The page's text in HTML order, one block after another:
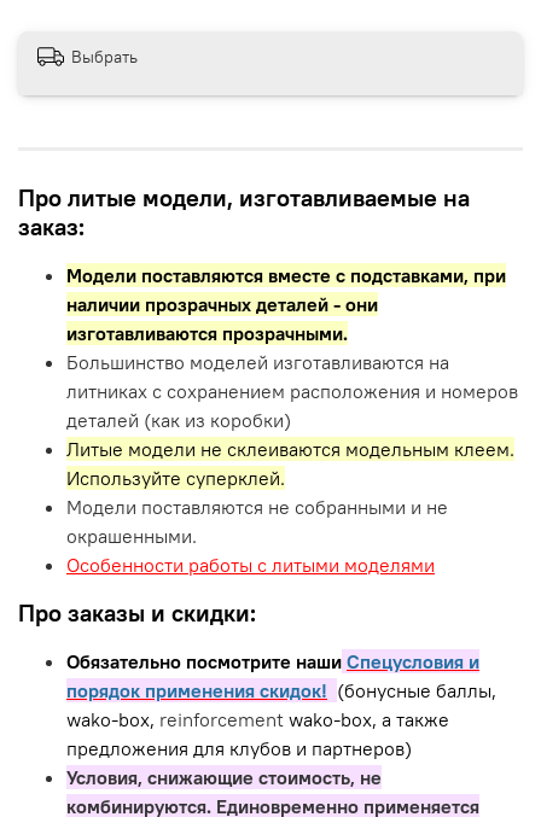
Выбрать
Про литые модели, изготавливаемые на
заказ:
Модели поставляются вместе с подставками, при
наличии прозрачных деталей - они
изготавливаются прозрачными.
Большинство моделей изготавливаются на
литниках с сохранением расположения и номеров
деталей (как из коробки)
Литые модели не склеиваются модельным клеем.
Используйте суперклей.
Модели поставляются не собранными и не
окрашенными.
Особенности работы с литыми моделями
Про заказы и скидки:
Обязательно посмотрите наши Спецусловия и
порядок применения скидок! (бонусные баллы,
wako-box, reinforcement wako-box, а также
предложения для клубов и партнеров)
Условия, снижающие стоимость, не
комбинируются. Единовременно применяется